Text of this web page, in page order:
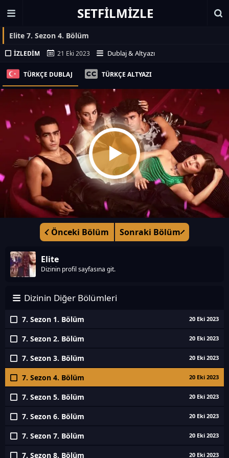
SETFILMIZLE
Elite 7. Sezon 4. Bölüm
İZLEDIM 21 Eki 2023 Dublaj & Altyazı
TÜRKÇE DUBLAJ TÜRKÇE ALTYAZI
Önceki Bölüm Sonraki Bölüm
Elite
Dizinin profil sayfasına git.
Dizinin Diğer Bölümleri
7. Sezon 1. Bölüm 20 Eki 2023
7. Sezon 2. Bölüm 20 Eki 2023
7. Sezon 3. Bölüm 20 Eki 2023
7. Sezon 4. Bölüm 20 Eki 2023
7. Sezon 5. Bölüm 20 Eki 2023
7. Sezon 6. Bölüm 20 Eki 2023
7. Sezon 7. Bölüm 20 Eki 2023
7. Sezon 8. Bölüm 20 Eki 2023